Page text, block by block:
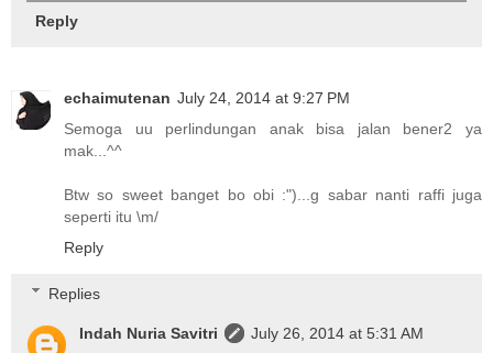
Reply
echaimutenan July 24, 2014 at 9:27 PM
Semoga uu perlindungan anak bisa jalan bener2 ya
mak...^^
Btw so sweet banget bo obi :")...g sabar nanti raffi juga
seperti itu \m/
Reply
Replies
Indah Nuria Savitri
July 26, 2014 at 5:31 AM